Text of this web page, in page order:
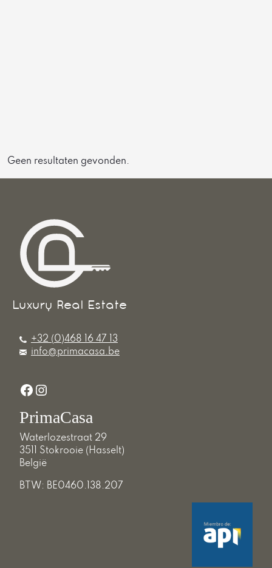
Geen resultaten gevonden.
+32 (0)468 16 47 13
info@primacasa.be
Facebook
Instagram
PrimaCasa
Waterlozestraat 29
3511 Stokrooie (Hasselt)
België
BTW: BE0460.138.207